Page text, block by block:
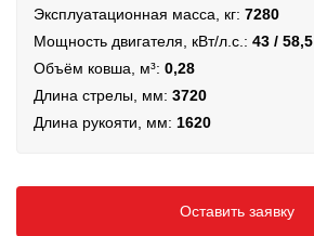
Эксплуатационная масса, кг: 7280
Мощность двигателя, кВт/л.с.: 43 / 58,5
Объём ковша, м³: 0,28
Длина стрелы, мм: 3720
Длина рукояти, мм: 1620
Оставить заявку